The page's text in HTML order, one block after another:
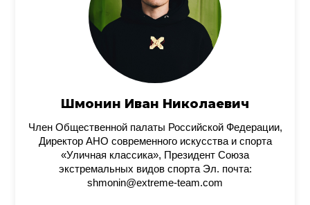
Шмонин Иван Николаевич
Член Общественной палаты Российской Федерации,
Директор АНО современного искусства и спорта
«Уличная классика», Президент Союза
экстремальных видов спорта Эл. почта:
shmonin@extreme-team.com